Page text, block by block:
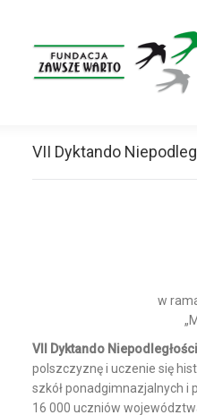
VII Dyktando
w
VII Dyktando
polszczyznę i uczenie się
szkół ponadgimnazjalnych i
16 000 uczniów